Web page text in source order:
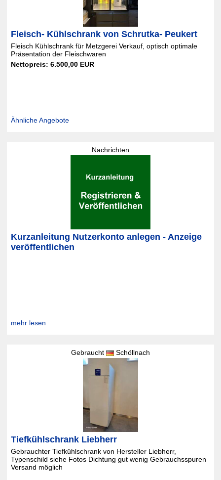
Fleisch- Kühlschrank von Schrutka- Peukert
Fleisch Kühlschrank für Metzgerei Verkauf, optisch optimale
Präsentation der Fleischwaren
Nettopreis: 6.500,00 EUR
Ähnliche Angebote
Nachrichten
Kurzanleitung Nutzerkonto anlegen - Anzeige
veröffentlichen
mehr lesen
Gebraucht Schöllnach
Tiefkühlschrank Liebherr
Gebrauchter Tiefkühlschrank von Hersteller Liebherr,
Typenschild siehe Fotos Dichtung gut wenig Gebrauchsspuren
Versand möglich